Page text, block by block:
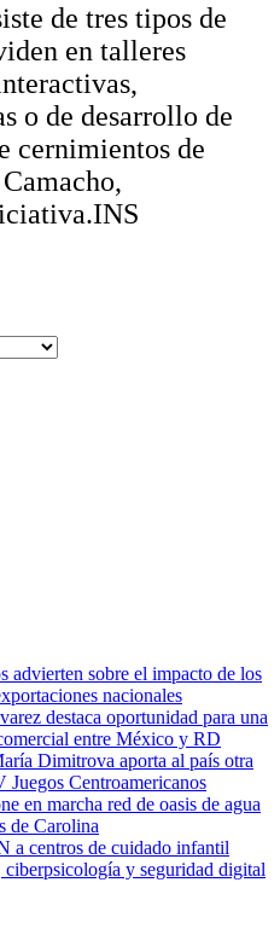
de tres tipos de
en talleres
o de desarrollo de
cernimientos de
advierten sobre el impacto de los
nacionales
destaca oportunidad para una
entre México y RD
Dimitrova aporta al país otra
Centroamericanos
en marcha red de oasis de agua
de Carolina
a centros de cuidado infantil
y seguridad digital